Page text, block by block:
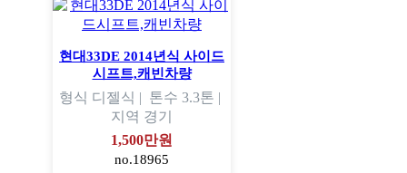
현대33DE 2014년식 사이드
시프트,캐빈차량
형식 디젤식 | 톤수 3.3톤 |
지역 경기
1,500만원
no.18965